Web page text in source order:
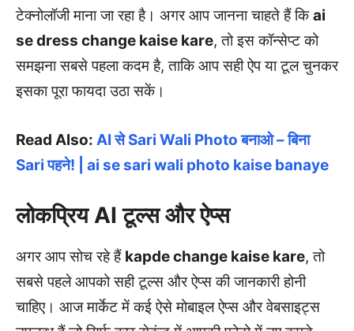
टेक्नोलॉजी माना जा रहा है। अगर आप जानना चाहते हैं किai
se dress change kaise kare, तो इस कॉन्सेप्ट को
समझना सबसे पहला कदम है, ताकि आप सही ऐप या टूल चुनकर
इसका पूरा फायदा उठा सकें।
Read Also: AI से Sari Wali Photo बनाओ – बिना
Sari पहने! | ai se sari wali photo kaise banaye
लोकप्रिय AI टूल्स और ऐप्स
अगर आप सोच रहे हैं kapde change kaise kare, तो
सबसे पहले आपको सही टूल्स और ऐप्स की जानकारी होनी
चाहिए। आज मार्केट में कई ऐसे मोबाइल ऐप्स और वेबसाइट्स